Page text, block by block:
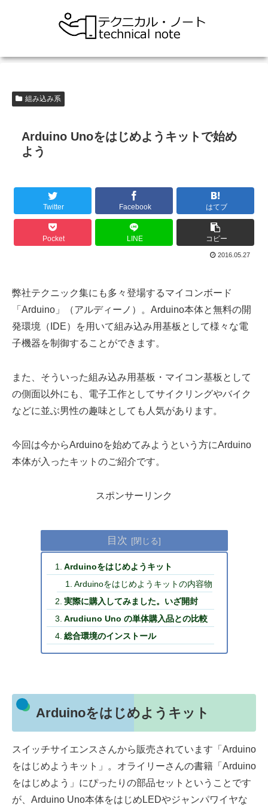
組み込み系
Arduino Unoをはじめようキットで始め
よう
Twitter Facebook はてブ
Pocket LINE コピー
2016.05.27
弊社テクニック集にも多々登場するマイコンボード
「Arduino」（アルディーノ）。Arduino本体と無料の開
発環境（IDE）を用いて組み込み用基板として様々な電
子機器を制御することができます。
また、そういった組み込み用基板・マイコン基板として
の側面以外にも、電子工作としてサイクリングやバイク
などに並ぶ男性の趣味としても人気があります。
今回は今からArduinoを始めてみようという方にArduino
本体が入ったキットのご紹介です。
スポンサーリンク
目次
Arduinoをはじめようキット
Arduinoをはじめようキットの内容物
実際に購入してみました。いざ開封
Arudiuno Uno の単体購入品との比較
総合環境のインストール
Arduinoをはじめようキット
スイッチサイエンスさんから販売されています「Arduino
をはじめようキット」。オライリーさんの書籍「Arduino
をはじめよう」にぴったりの部品セットということです
が、Arduino Uno本体をはじめLEDやジャンパワイヤな